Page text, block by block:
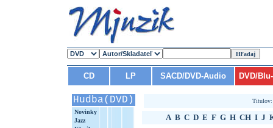
CD LP SACD/DVD-Audio DVD/
Hudba(DVD)
Novinky
Jazz
A B C D E F G H CH I J